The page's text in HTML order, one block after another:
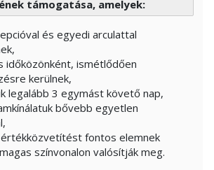
támogatása, amelyek:
és egyedi arculattal
időközönként, ismétlődően
kerülnek,
legalább 3 egymást követő nap,
bővebb egyetlen
értékközvetítést fontos elemnek
színvonalon valósítják meg.